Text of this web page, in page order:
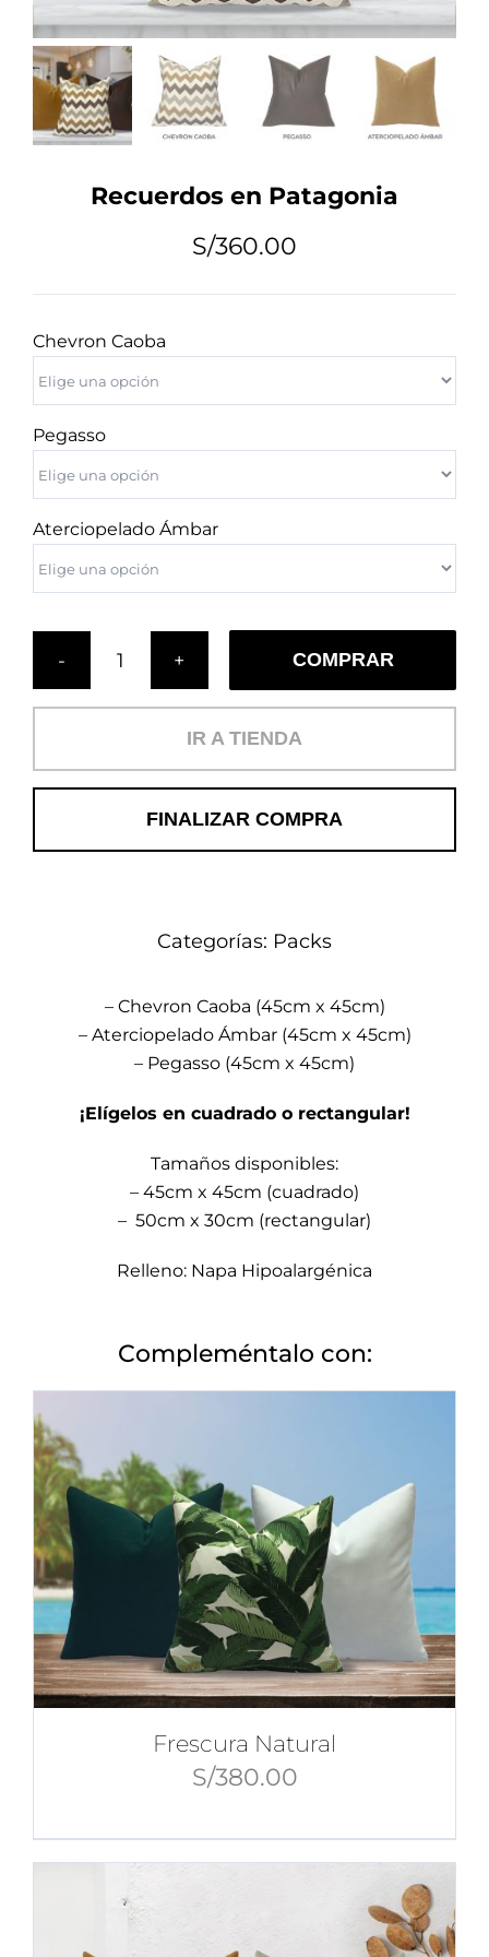
Tips de Diseño
Mi Cuenta
Carrito
Recuerdos en Patagonia
S/360.00
Chevron Caoba
Pegasso
Aterciopelado Ámbar
Recuerdos
Patagonia
COMPRAR
IR A TIENDA
FINALIZAR COMPRA
Categorías: Packs
– Chevron Caoba (45cm x 45cm)
– Aterciopelado Ámbar (45cm x 45cm)
– Pegasso (45cm x 45cm)
¡Elígelos en cuadrado o rectangular!
Tamaños disponibles:
– 45cm x 45cm (cuadrado)
– 50cm x 30cm (rectangular)
Relleno: Napa Hipoalargénica
Compleméntalo con:
Frescura Natural
S/380.00